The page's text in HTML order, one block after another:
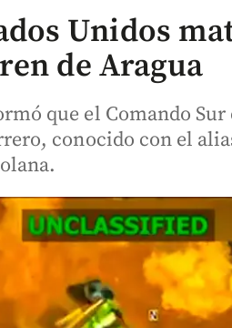
Unidos
de Aragua
que el Comando Sur
conocido con el